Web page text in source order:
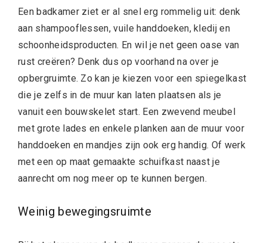
Een badkamer ziet er al snel erg rommelig uit: denk
aan shampooflessen, vuile handdoeken, kledij en
schoonheidsproducten. En wil je net geen oase van
rust creëren? Denk dus op voorhand na over je
opbergruimte. Zo kan je kiezen voor een spiegelkast
die je zelfs in de muur kan laten plaatsen als je
vanuit een bouwskelet start. Een zwevend meubel
met grote lades en enkele planken aan de muur voor
handdoeken en mandjes zijn ook erg handig. Of werk
met een op maat gemaakte schuifkast naast je
aanrecht om nog meer op te kunnen bergen.
Weinig bewegingsruimte